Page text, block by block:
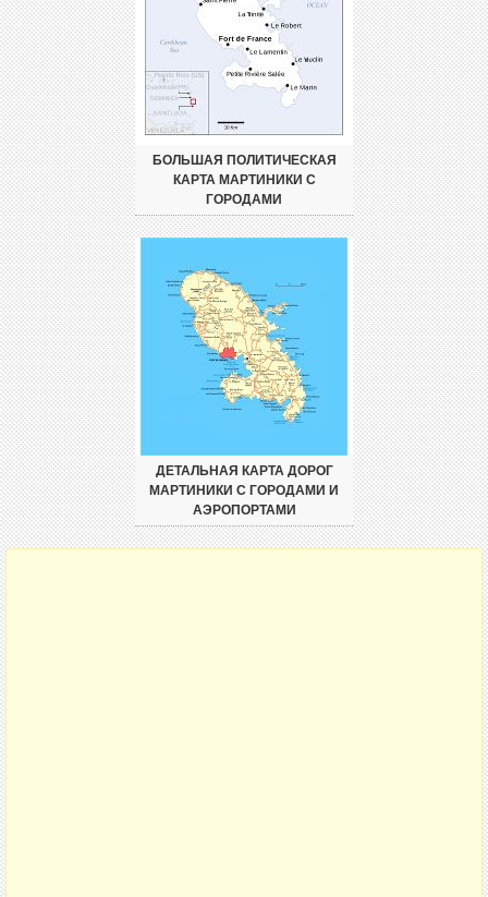
БОЛЬШАЯ ПОЛИТИЧЕСКАЯ
КАРТА МАРТИНИКИ С
ГОРОДАМИ
ДЕТАЛЬНАЯ КАРТА ДОРОГ
МАРТИНИКИ С ГОРОДАМИ И
АЭРОПОРТАМИ